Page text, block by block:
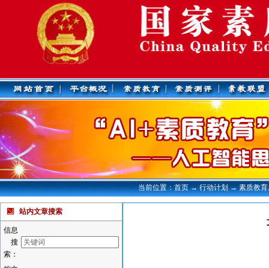
当前位置：首页 → 行动计划 → 素质教育
站内文章搜索
信息
搜
索：